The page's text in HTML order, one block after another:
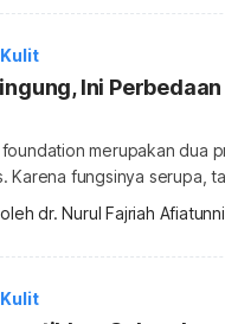
yang benar untuk pagi
Ini
merupakan dua
Karena fungsinya serupa,
keduanya. Agar tidak
utama. Perbedaan
produk makeup
oleh dr. Nurul Fajriah